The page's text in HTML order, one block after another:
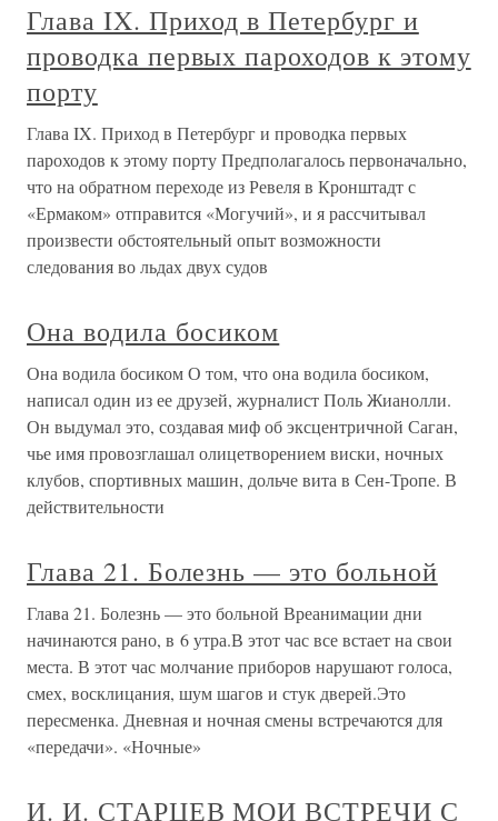
Глава IX. Приход в Петербург и
проводка первых пароходов к этому
порту
Глава IX. Приход в Петербург и проводка первых
пароходов к этому порту Предполагалось первоначально,
что на обратном переходе из Ревеля в Кронштадт с
«Ермаком» отправится «Могучий», и я рассчитывал
произвести обстоятельный опыт возможности
следования во льдах двух судов
Она водила босиком
Она водила босиком О том, что она водила босиком,
написал один из ее друзей, журналист Поль Жианолли.
Он выдумал это, создавая миф об эксцентричной Саган,
чье имя провозглашал олицетворением виски, ночных
клубов, спортивных машин, дольче вита в Сен-Тропе. В
действительности
Глава 21. Болезнь — это больной
Глава 21. Болезнь — это больной Вреанимации дни
начинаются рано, в 6 утра.В этот час все встает на свои
места. В этот час молчание приборов нарушают голоса,
смех, восклицания, шум шагов и стук дверей.Это
пересменка. Дневная и ночная смены встречаются для
«передачи». «Ночные»
И. И. СТАРЦЕВ МОИ ВСТРЕЧИ С